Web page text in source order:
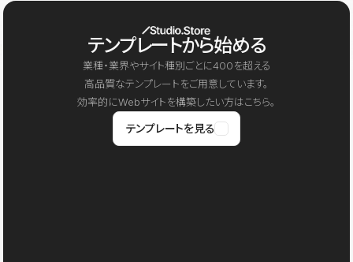
テンプレートから始める
業種・業界やサイト種別ごとに400を超える
高品質なテンプレートをご用意しています。
効率的にWebサイトを構築したい方はこちら。
テンプレートを見る